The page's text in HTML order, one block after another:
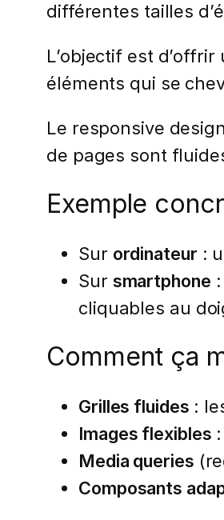
différentes tailles
L’objectif est d’offrir
éléments qui se
Le responsive
de pages sont
Exemple
Sur ordinateur :
Sur smartphone
cliquables au
Comment ça
Grilles fluides :
Images flexibles
Media queries
Composants